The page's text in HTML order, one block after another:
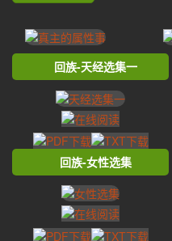
回族-天经选集一
回族-女性选集